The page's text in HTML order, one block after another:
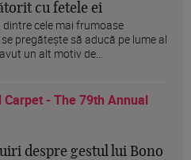
cu fetele ei
cele mai frumoase
pregătește să aducă pe lume al
un alt motiv de...
despre gestul lui Bono